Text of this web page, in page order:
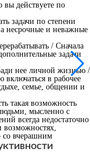
вы действуете по
задачи по степени
несрочные и неважные
/ Сначала
задачи
нее личной жизнью /
включаться в рабочее
семье, общении и
такая возможность
мысленно с
всегда недостаточно
возможностях,
со вчерашним